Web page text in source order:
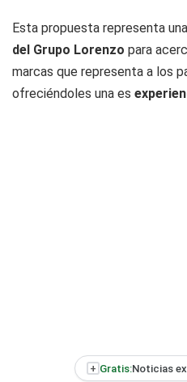
Esta propuesta representa una
del Grupo Lorenzo para
marcas que representa a los
ofreciéndoles una es
+ Gratis:Noticias